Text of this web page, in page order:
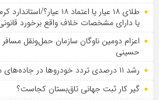
طلای ۱۸ عیار یا اعتماد ۱۸
یا دارای مشخصات خلاف واقع برخورد
اعزام دومین ناوگان سازمان حمل‌ونقل مسافر
حسینی
رشد ۱۱ درصدی تردد خودروها در جاده‌های مسیر زوار اربعین در کرمانشاه
گیر کار ثبت جهانی تاق‌بستان کجاست؟